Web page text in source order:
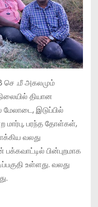
செ .மீ அகலமும்
தியான
இடுப்பில்
மார்பு, பரந்த தோள்கள்,
வலது
பின்புறமாக
உள்ளது. வலது